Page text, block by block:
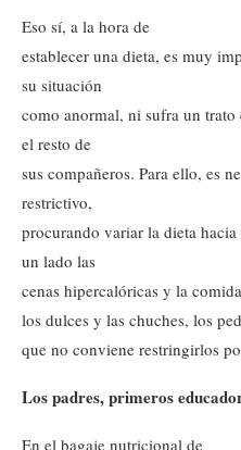
Eso sí, a la hora de
establecer una dieta, es muy
su situación
como anormal, ni sufra un
el resto de
sus compañeros. Para ello, es
restrictivo,
procurando variar la dieta
un lado las
cenas hipercalóricas y la
los dulces y las chuches, los
que no conviene restringirlos
Los padres, primeros
En el bagaje nutricional de